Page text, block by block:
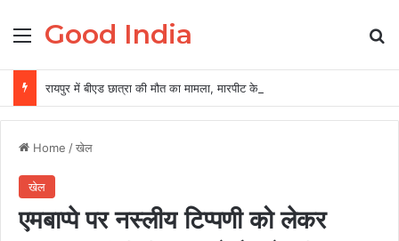
Menu
Good India
Home /खेल
खेल
एमबाप्पे पर नस्लीय टिप्पणी को लेकर